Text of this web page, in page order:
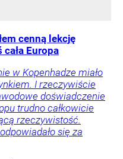
cenną lekcję
Europa
w Kopenhadze miało
I rzeczywiście
doświadczenie
trudno całkowicie
rzeczywistość.
się za